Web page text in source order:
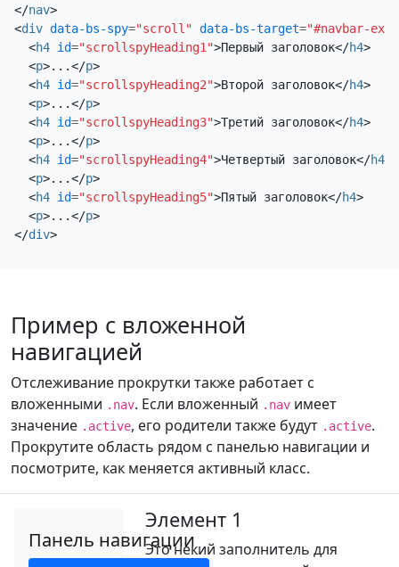
Четвертый заголовок
Это некий заполнитель для страницы с прокруткой.
Обратите внимание, что при прокрутке страницы
вниз соответствующая ссылка навигации
выделяется. Это повторяется на протяжении всего
примера компонента. Мы продолжаем добавлять
сюда еще несколько примеров, чтобы подчеркнуть
прокрутку и выделение.
Пятый заголовок
выделяется. Это повторяется на протяжении всего
примера компонента. Мы продолжаем добавлять
сюда еще несколько примеров, чтобы подчеркнуть
прокрутку и выделение.
</nav>
<div data-bs-spy="scroll" data-bs-target="#navbar-
<h4 id="scrollspyHeading1">Первый заголовок</h4>
<p>...</p>
<h4 id="scrollspyHeading2">Второй заголовок</h4>
<p>...</p>
<h4 id="scrollspyHeading3">Третий заголовок</h4>
<p>...</p>
<h4 id="scrollspyHeading4">Четвертый заголовок</h4
<p>...</p>
<h4 id="scrollspyHeading5">Пятый заголовок</h4>
<p>...</p>
</div>
Пример с вложенной
навигацией
Отслеживание прокрутки также работает с
вложенными .nav. Если вложенный .nav имеет
значение .active, его родители также будут .active.
Прокрутите область рядом с панелью навигации и
посмотрите, как меняется активный класс.
Панель навигации
Элемент 1
Это некий заполнитель для